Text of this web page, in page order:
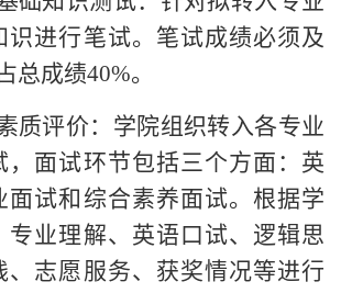
识进行笔试。笔试成绩必须及
总成绩40%。
质评价：学院组织转入各专业
面试环节包括三个方面：英
试和综合素养面试。 根据学
专业理解、英语口试、逻辑思
、志愿服务、获奖情况等进行